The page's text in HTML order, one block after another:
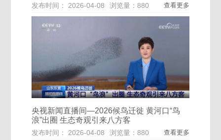
发布时间： 2026-04-08 浏览量：880 查看更多
央视新闻直播间—2026候鸟迁徙 黄河口“鸟
浪”出圈 生态奇观引来八方客
发布时间： 2026-04-08 浏览量：880 查看更多